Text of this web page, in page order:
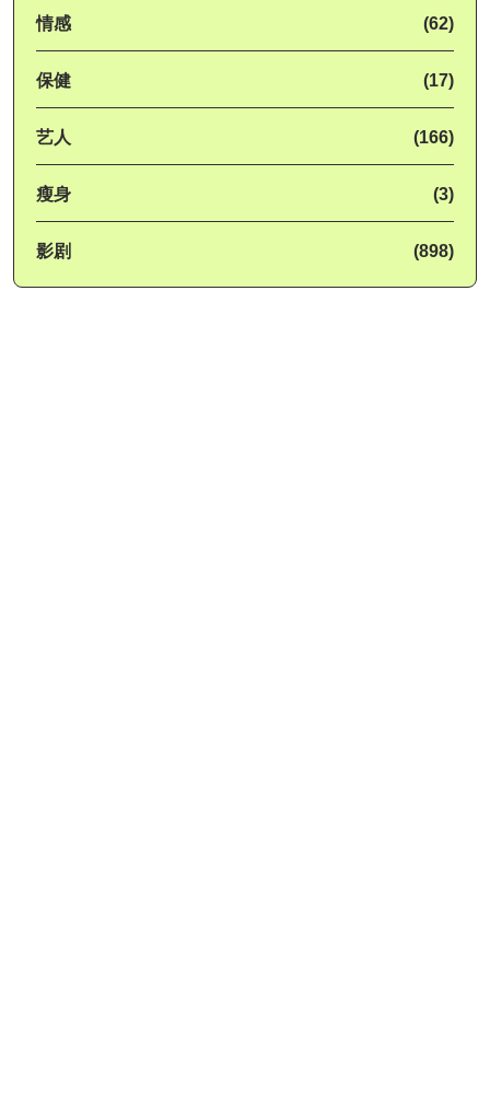
情感 (62)
保健 (17)
艺人 (166)
瘦身 (3)
影剧 (898)